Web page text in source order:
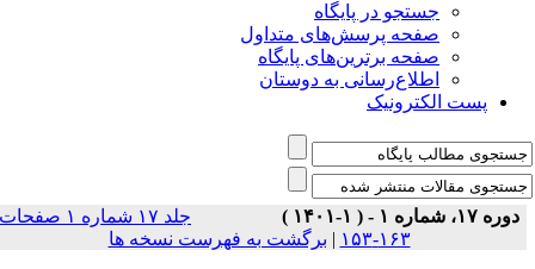
جستجو در پایگاه
صفحه پرسش‌های متداول
صفحه برترین‌های پایگاه
اطلاع‌رسانی به دوستان
پست الکترونیک
دوره ۱۷، شماره ۱ - ( ۱-۱۴۰۱ )
جلد ۱۷ شماره ۱ صفحات
۱۶۳-۱۵۳
| برگشت به فهرست نسخه ها